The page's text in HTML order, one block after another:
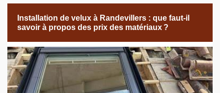
Installation de velux à Randevillers : que faut-il
savoir à propos des prix des matériaux ?